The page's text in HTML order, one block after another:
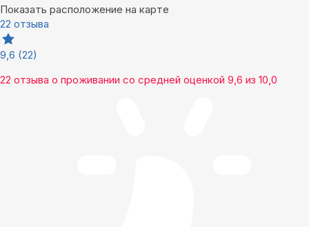
Показать расположение на карте
22 отзыва
9,6 (22)
22 отзыва о проживании со средней оценкой 9,6 из 10,0